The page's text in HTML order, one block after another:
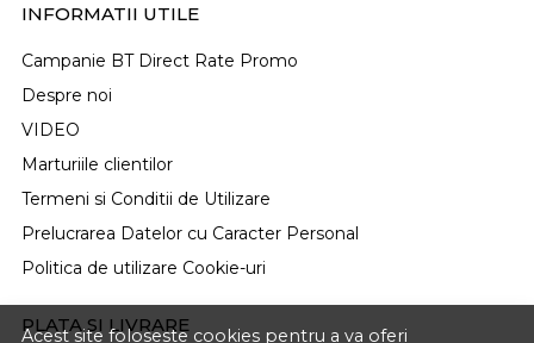
Acest site foloseste cookies pentru a va oferi
INFORMATII UTILE
Campanie BT Direct Rate Promo
Despre noi
VIDEO
Marturiile clientilor
Termeni si Conditii de Utilizare
Prelucrarea Datelor cu Caracter Personal
Politica de utilizare Cookie-uri
PLATA SI LIVRARE